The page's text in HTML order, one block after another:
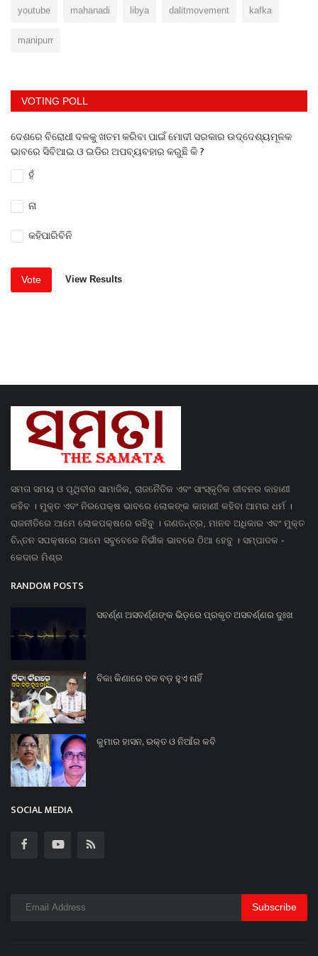
youtube mahanadi libya dalitmovement kafka
manipurr
VOTING POLL
ଦେଶରେ ବିରୋଧୀ ଦଳକୁ ଖତମ କରିବା ପାଇଁ ମୋଦୀ ସରକାର ଉଦ୍ଦେଶ୍ୟମୂଳକ
ଭାବରେ ସିବିଆଇ ଓ ଇଡିର ଅପବ୍ୟବହାର କରୁଛି କି ?
ହଁ
ନା
କହିପାରିବିନି
Vote View Results
ସମତା ସମୟ ଓ ପୃଥିବୀର ସାମାଜିକ, ରାଜନୈତିକ ଏବଂ ସାଂସ୍କୃତିକ ଜୀବନର କାହାଣୀ
କହିବ । ମୁକ୍ତ ଏବଂ ନିରପେକ୍ଷ ଭାବରେ ଲୋକଙ୍କ କାହାଣୀ କହିବା ଆମର ଧର୍ମ ।
ରାଜନୀତିରେ ଆମେ ଲୋକପକ୍ଷରେ ରହିବୁ । ଗଣତନ୍ତ୍ର, ମାନବ ଅଧିକାର ଏବଂ ମୁକ୍ତ
ଚିନ୍ତନ ସପକ୍ଷରେ ଆମେ ସବୁବେଳେ ନିର୍ଭୀକ ଭାବରେ ଠିଆ ହେବୁ । ସମ୍ପାଦକ -
କେଦାର ମିଶ୍ର
RANDOM POSTS
ସବର୍ଣ୍ଣ ଅସବର୍ଣ୍ଣଙ୍କ ଭିଡ଼ରେ ପ୍ରକୃତ ଅସବର୍ଣ୍ଣର ଦୁଃଖ
ବିକା କିଣାରେ ଦଳ ବଡ଼ ହୁଏ ନାହିଁ
କୁମାର ହାସନ, ରକ୍ତ ଓ ନିଆଁର କବି
SOCIAL MEDIA
Subscribe